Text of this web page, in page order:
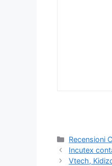
Categorie
Recensioni
Incutex
Vtech,